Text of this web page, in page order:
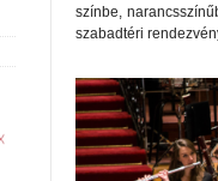
színbe,
szabadtéri